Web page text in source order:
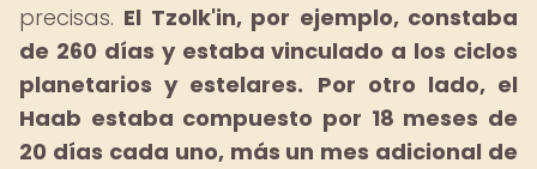
precisas. El Tzolk'in, por ejemplo, constaba
de 260 días y estaba vinculado a los ciclos
planetarios y estelares. Por otro lado, el
Haab estaba compuesto por 18 meses de
20 días cada uno, más un mes adicional de